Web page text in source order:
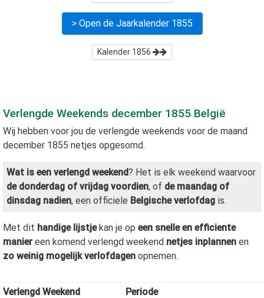
> Open de Jaarkalender 1855
Kalender 1856
Verlengde Weekends december 1855 België
Wij hebben voor jou de verlengde weekends voor de maand
december 1855 netjes opgesomd.
Wat is een verlengd weekend? Het is elk weekend waarvoor
de donderdag of vrijdag voordien, of de maandag of
dinsdag nadien, een officiele Belgische verlofdag is.
Met dit handige lijstjekan je op een snelle en efficiente
maniereen komend verlengd weekend netjes inplannen en
zo weinig mogelijk verlofdagen opnemen.
Verlengd Weekend
Periode